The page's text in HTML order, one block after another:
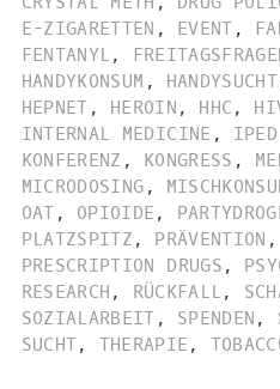
E-ZIGARETTEN , EVENT ,
FENTANYL ,
HANDYKONSUM , HANDYSUCHT
HEPNET , HEROIN , HHC ,
INTERNAL MEDICINE , IPED
KONFERENZ , KONGRESS ,
MICRODOSING ,
OAT , OPIOIDE ,
PLATZSPITZ , PRÄVENTION ,
PRESCRIPTION DRUGS ,
RESEARCH , RÜCKFALL ,
SOZIALARBEIT , SPENDEN ,
SUCHT, THERAPIE ,